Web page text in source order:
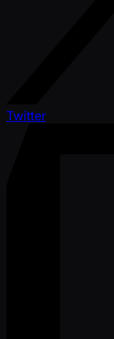
Twitter